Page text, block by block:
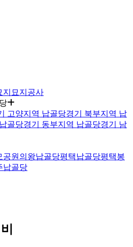
묘지공사
고양지역 납골당경기 북부지역 납
골당경기 동부지역 납골당경기 남
공원 의왕납골당평택납골당평택봉
납골당